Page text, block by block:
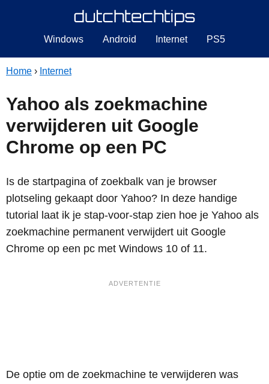
Windows Android Internet PS5
Home › Internet
Yahoo als zoekmachine
verwijderen uit Google
Chrome op een PC
Is de startpagina of zoekbalk van je browser
plotseling gekaapt door Yahoo? In deze handige
tutorial laat ik je stap-voor-stap zien hoe je Yahoo als
zoekmachine permanent verwijdert uit Google
Chrome op een pc met Windows 10 of 11.
De optie om de zoekmachine te verwijderen was